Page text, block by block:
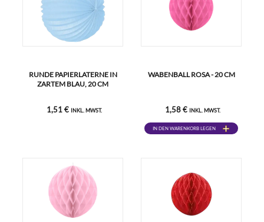
RUNDE PAPIERLATERNE IN
ZARTEM BLAU, 20 CM
1,51 € INKL. MWST.
WABENBALL ROSA - 20 CM
1,58 € INKL. MWST.
IN DEN WARENKORB LEGEN